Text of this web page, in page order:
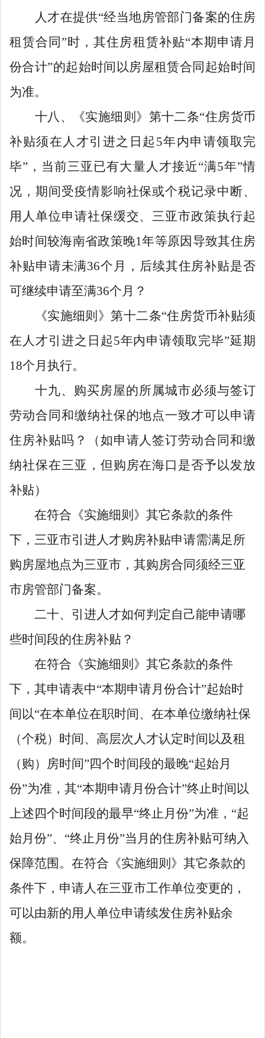
人才在提供“经当地房管部门备案的住房
租赁合同 ”时，其住房租赁补贴“本期申请月
份合计”的起始时间以房屋租赁合同起始时间
为准。
十八、
《实施细则 》 第十二条“住房货币
补贴须在人才引进之日起 5年内申请领取完
毕” ，当前三亚已有大量人才接近“满5年”情
况，期间受疫情影响社保或个税记录中断、
用人单位申请社保缓交、三亚市政策执行起
始时间较海南省政策晚1年等原因导致其住房
补贴申请未满36个月，后续其住房补贴是否
可继续申请至满36个月？
《实施细则》第十二条“住房货币补贴须
在人才引进之日起5年内申请领取完毕”延期
18个月执行。
十九、购买房屋的所属城市必须与签订
劳动合同和缴纳社保的地点一致才可以申请
住房补贴吗？（如申请人签订劳动合同和缴
纳社保在三亚，但购房在海口是否予以发放
补贴）
在符合《实施细则》其它条款的条件
下，三亚市引进人才购房补贴申请需满足所
购房屋地点为三亚市，其购房合同须经三亚
市房管部门备案。
二十、引进人才如何判定自己能申请哪
些时间段的住房补贴？
在符合《实施细则》其它条款的条件
下，其申请表中“本期申请月份合计”起始时
间以“在本单位在职时间、在本单位缴纳社保
（个税）时间、高层次人才认定时间以及租
（购）房时间”四个时间段的最晚“起始月
份”为准，其“本期申请月份合计”终止时间以
上述四个时间段的最早“终止月份”为准， “起
始月份”、 “终止月份”当月的住房补贴可纳入
保障范围。在符合《实施细则》其它条款的
条件下，申请人在三亚市工作单位变更的，
可以由新的用人单位申请续发住房补贴余
额。